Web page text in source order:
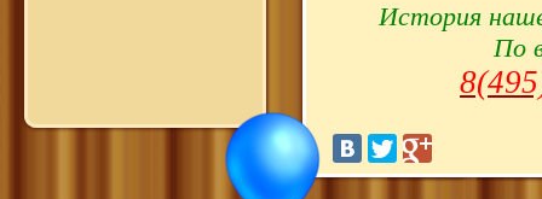
История
По